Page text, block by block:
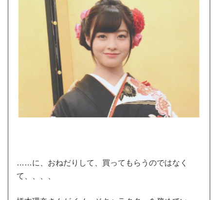
……に、おねだりして、買ってもらうのではなく
て、、、、